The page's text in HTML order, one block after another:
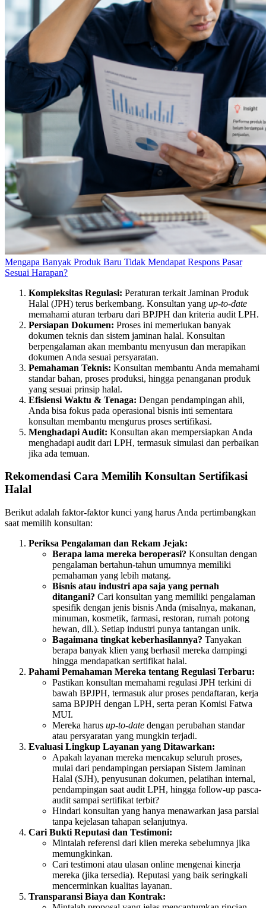
Mengapa Banyak Produk Baru Tidak Mendapat Respons Pasar
Sesuai Harapan?
Kompleksitas Regulasi: Peraturan terkait Jaminan Produk
Halal (JPH) terus berkembang. Konsultan yang up-to-date
memahami aturan terbaru dari BPJPH dan kriteria audit LPH.
Persiapan Dokumen: Proses ini memerlukan banyak
dokumen teknis dan sistem jaminan halal. Konsultan
berpengalaman akan membantu menyusun dan merapikan
dokumen Anda sesuai persyaratan.
Pemahaman Teknis: Konsultan membantu Anda memahami
standar bahan, proses produksi, hingga penanganan produk
yang sesuai prinsip halal.
Efisiensi Waktu & Tenaga: Dengan pendampingan ahli,
Anda bisa fokus pada operasional bisnis inti sementara
konsultan membantu mengurus proses sertifikasi.
Menghadapi Audit: Konsultan akan mempersiapkan Anda
menghadapi audit dari LPH, termasuk simulasi dan perbaikan
jika ada temuan.
Rekomendasi Cara Memilih Konsultan Sertifikasi
Halal
Berikut adalah faktor-faktor kunci yang harus Anda pertimbangkan
saat memilih konsultan:
Periksa Pengalaman dan Rekam Jejak:
Berapa lama mereka beroperasi? Konsultan dengan
pengalaman bertahun-tahun umumnya memiliki
pemahaman yang lebih matang.
Bisnis atau industri apa saja yang pernah
ditangani? Cari konsultan yang memiliki pengalaman
spesifik dengan jenis bisnis Anda (misalnya, makanan,
minuman, kosmetik, farmasi, restoran, rumah potong
hewan, dll.). Setiap industri punya tantangan unik.
Bagaimana tingkat keberhasilannya? Tanyakan
berapa banyak klien yang berhasil mereka dampingi
hingga mendapatkan sertifikat halal.
Pahami Pemahaman Mereka tentang Regulasi Terbaru:
Pastikan konsultan memahami regulasi JPH terkini di
bawah BPJPH, termasuk alur proses pendaftaran, kerja
sama BPJPH dengan LPH, serta peran Komisi Fatwa
MUI.
Mereka harus up-to-date dengan perubahan standar
atau persyaratan yang mungkin terjadi.
Evaluasi Lingkup Layanan yang Ditawarkan:
Apakah layanan mereka mencakup seluruh proses,
mulai dari pendampingan persiapan Sistem Jaminan
Halal (SJH), penyusunan dokumen, pelatihan internal,
pendampingan saat audit LPH, hingga follow-up pasca-
audit sampai sertifikat terbit?
Hindari konsultan yang hanya menawarkan jasa parsial
tanpa kejelasan tahapan selanjutnya.
Cari Bukti Reputasi dan Testimoni:
Mintalah referensi dari klien mereka sebelumnya jika
memungkinkan.
Cari testimoni atau ulasan online mengenai kinerja
mereka (jika tersedia). Reputasi yang baik seringkali
mencerminkan kualitas layanan.
Transparansi Biaya dan Kontrak: